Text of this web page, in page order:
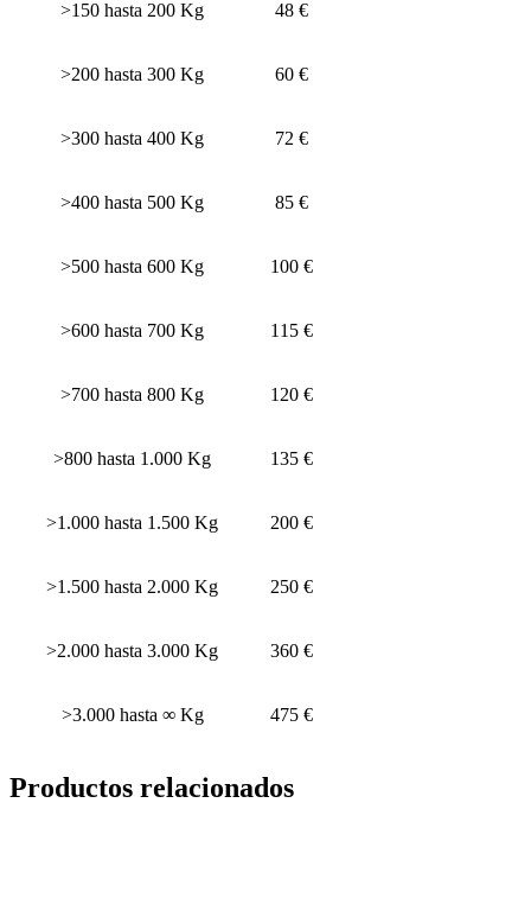
>150 hasta 200 Kg 48 €
>200 hasta 300 Kg 60 €
>300 hasta 400 Kg 72 €
>400 hasta 500 Kg 85 €
>500 hasta 600 Kg 100 €
>600 hasta 700 Kg 115 €
>700 hasta 800 Kg 120 €
>800 hasta 1.000 Kg 135 €
>1.000 hasta 1.500 Kg 200 €
>1.500 hasta 2.000 Kg 250 €
>2.000 hasta 3.000 Kg 360 €
>3.000 hasta ∞ Kg 475 €
Productos relacionados